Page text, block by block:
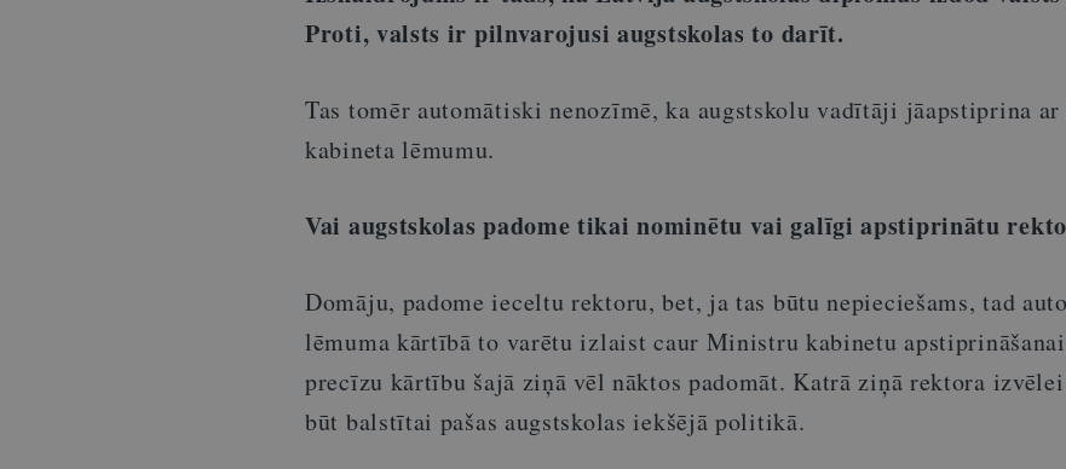
Proti, valsts ir pilnvarojusi augstskolas to darīt.
Tas tomēr automātiski nenozīmē, ka augstskolu vadītāji jāapstiprina
kabineta lēmumu.
Vai augstskolas padome tikai nominētu vai galīgi apstiprinātu
Domāju, padome ieceltu rektoru, bet, ja tas būtu nepieciešams, tad
lēmuma kārtībā to varētu izlaist caur Ministru kabinetu
precīzu kārtību šajā ziņā vēl nāktos padomāt. Katrā ziņā rektora
būt balstītai pašas augstskolas iekšējā politikā.